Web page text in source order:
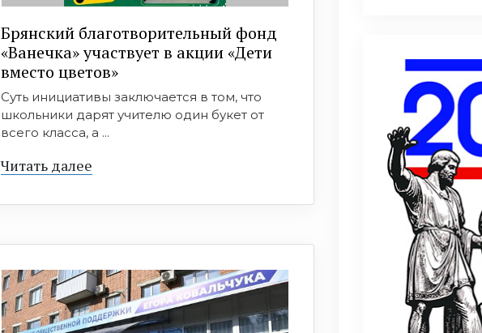
Брянский благотворительный фонд
«Ванечка» участвует в акции «Дети
вместо цветов»
Суть инициативы заключается в том, что
школьники дарят учителю один букет от
всего класса, а ...
Читать далее